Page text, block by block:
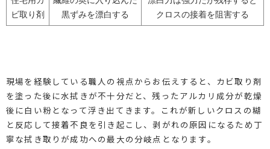
ビ取り剤
黒ずみを漂白する
クロスの接着を阻害する
現場を経験している職人の視点からお伝えすると、カビ取り剤
を塗った後に水拭きが不十分だと、残ったアルカリ成分が乾燥
後に白い粉となって浮き出てきます。これが新しいクロスの糊
と反応して接着不良を引き起こし、剥がれの原因になるため丁
寧な拭き取りが成功への最大の分岐点となります。